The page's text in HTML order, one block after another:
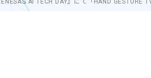
AI TECH DAY』にて「HAND GESTURE